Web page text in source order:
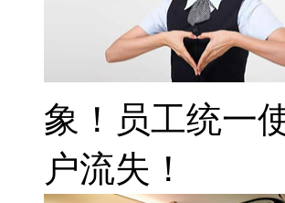
象！员工统一
户流失！